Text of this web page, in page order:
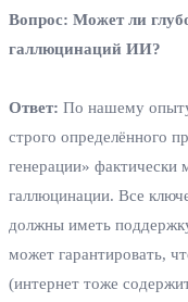
Вопрос: Может ли
галлюцинаций ИИ?
Ответ: По нашему
строго определённого
генерации» фактически
галлюцинации. Все
должны иметь
может гарантировать,
(интернет тоже